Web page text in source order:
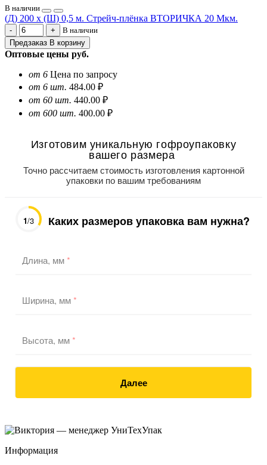
В наличии
(Д) 200 х (Ш) 0,5 м. Стрейч-плёнка ВТОРИЧКА 20 Мкм.
В наличии
Предзаказ В корзину
Оптовые цены руб.
от 6 Цена по запросу
от 6 шт. 484.00 ₽
от 60 шт. 440.00 ₽
от 600 шт. 400.00 ₽
Изготовим уникальную гофроупаковку
вашего размера
Точно рассчитаем стоимость изготовления картонной
упаковки по вашим требованиям
1/3 Каких размеров упаковка вам нужна?
Длина, мм*
Ширина, мм*
Высота, мм*
Далее
Информация